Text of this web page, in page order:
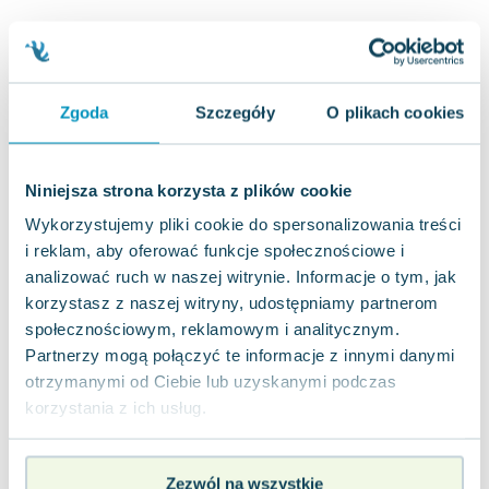
Zgoda Szczegóły O plikach cookies
Niniejsza strona korzysta z plików cookie
Wykorzystujemy pliki cookie do spersonalizowania treści
i reklam, aby oferować funkcje społecznościowe i
analizować ruch w naszej witrynie. Informacje o tym, jak
korzystasz z naszej witryny, udostępniamy partnerom
społecznościowym, reklamowym i analitycznym.
Partnerzy mogą połączyć te informacje z innymi danymi
otrzymanymi od Ciebie lub uzyskanymi podczas
korzystania z ich usług.
Zezwól na wszystkie
Jan Sztaudynger
Leszek Czarnecki
Joanna Racewicz
Maria Seweryn
Janina Zającówna
Eric Helms
Anna Prus (oprac.)
Nela Mała Reporterka
Agnieszka Maciąg
Barbara Wrzesińska
Terry Pratchett